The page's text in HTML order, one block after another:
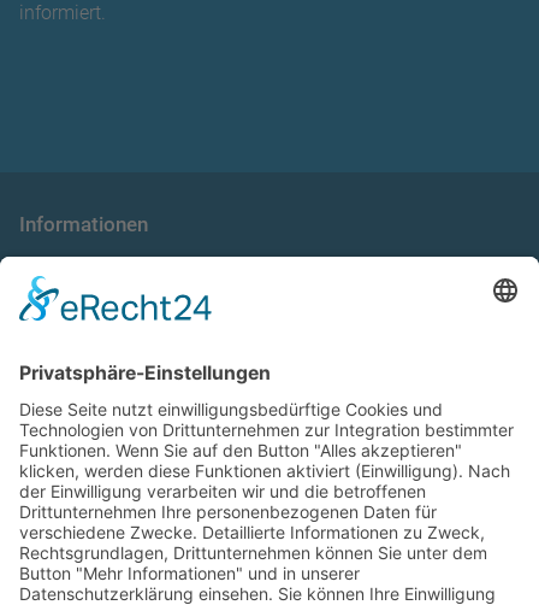
informiert.
Informationen
Allgemeine Geschäftsbedingungen
Datenschutzerklärung
Unser Seminarangebot
Seminarreihen
Seminare
Webinare